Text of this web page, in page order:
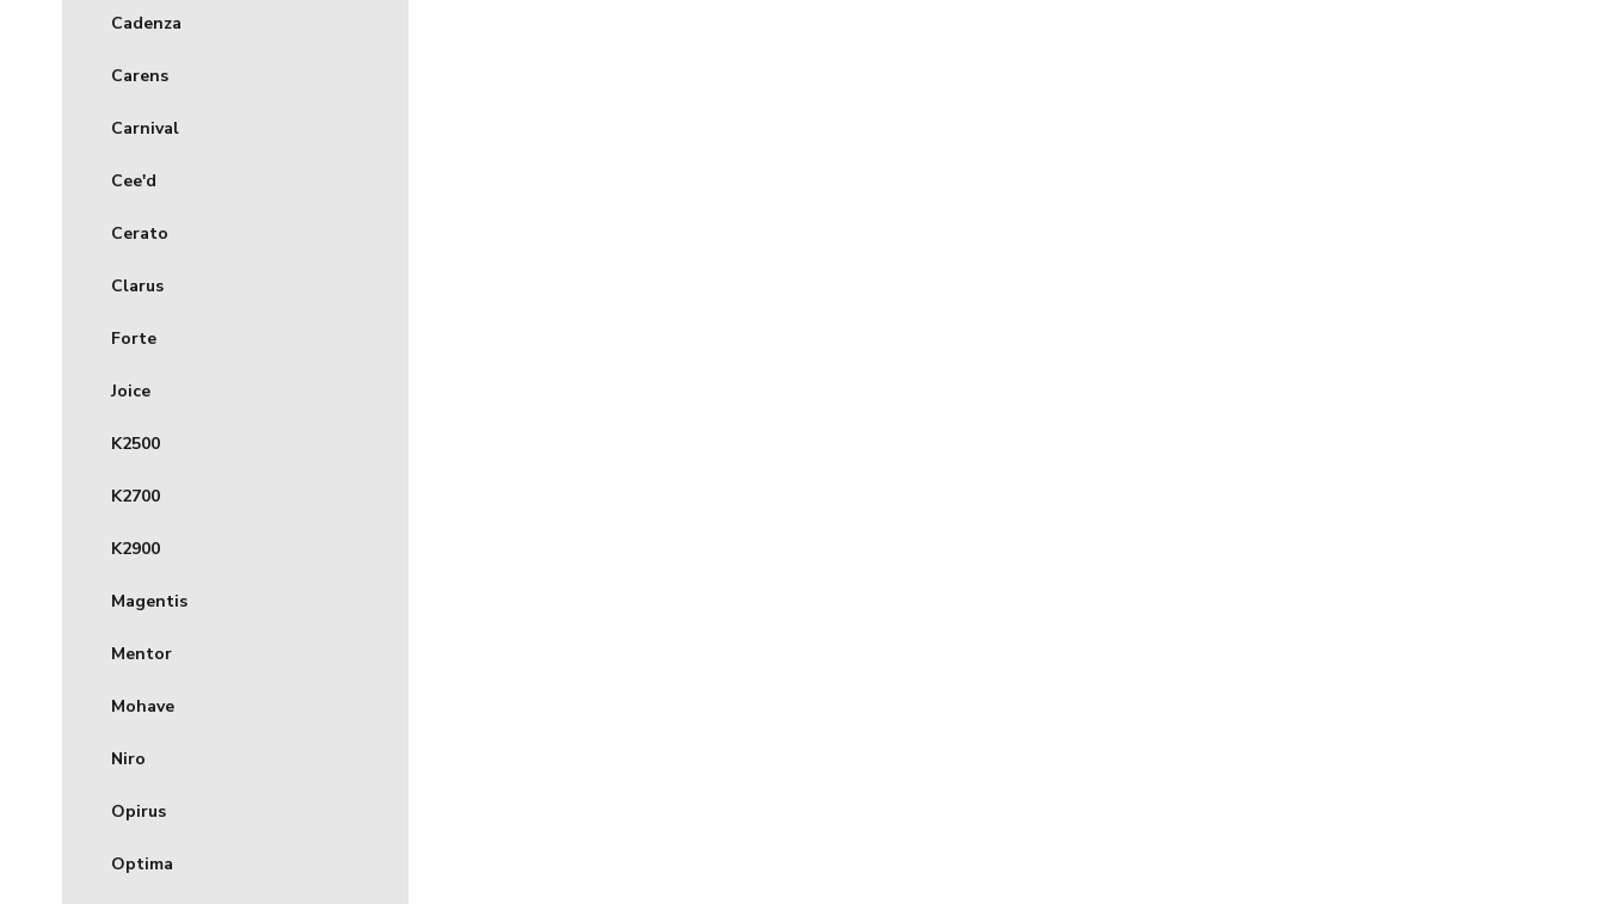
Cadenza
Carens
Carnival
Cee'd
Cerato
Clarus
Forte
Joice
K2500
K2700
K2900
Magentis
Mentor
Mohave
Niro
Opirus
Optima